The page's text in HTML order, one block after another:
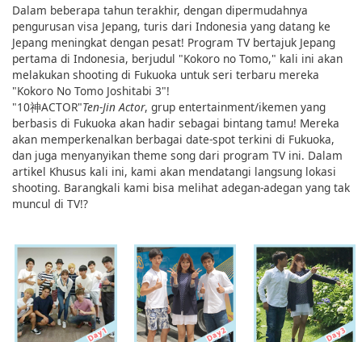
Dalam beberapa tahun terakhir, dengan dipermudahnya
pengurusan visa Jepang, turis dari Indonesia yang datang ke
Jepang meningkat dengan pesat! Program TV bertajuk Jepang
pertama di Indonesia, berjudul "Kokoro no Tomo," kali ini akan
melakukan shooting di Fukuoka untuk seri terbaru mereka
"Kokoro No Tomo Joshitabi 3"!
"10神ACTOR"Ten-Jin Actor, grup entertainment/ikemen yang
berbasis di Fukuoka akan hadir sebagai bintang tamu! Mereka
akan memperkenalkan berbagai date-spot terkini di Fukuoka,
dan juga menyanyikan theme song dari program TV ini. Dalam
artikel Khusus kali ini, kami akan mendatangi langsung lokasi
shooting. Barangkali kami bisa melihat adegan-adegan yang tak
muncul di TV!?